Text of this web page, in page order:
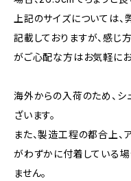
上記のサイズについては
記載しておりますが、感じ
がご心配な方はお気軽にお
海外からの入荷のため、
ざいます。
また、製造工程の都合上
がわずかに付着している
ません。